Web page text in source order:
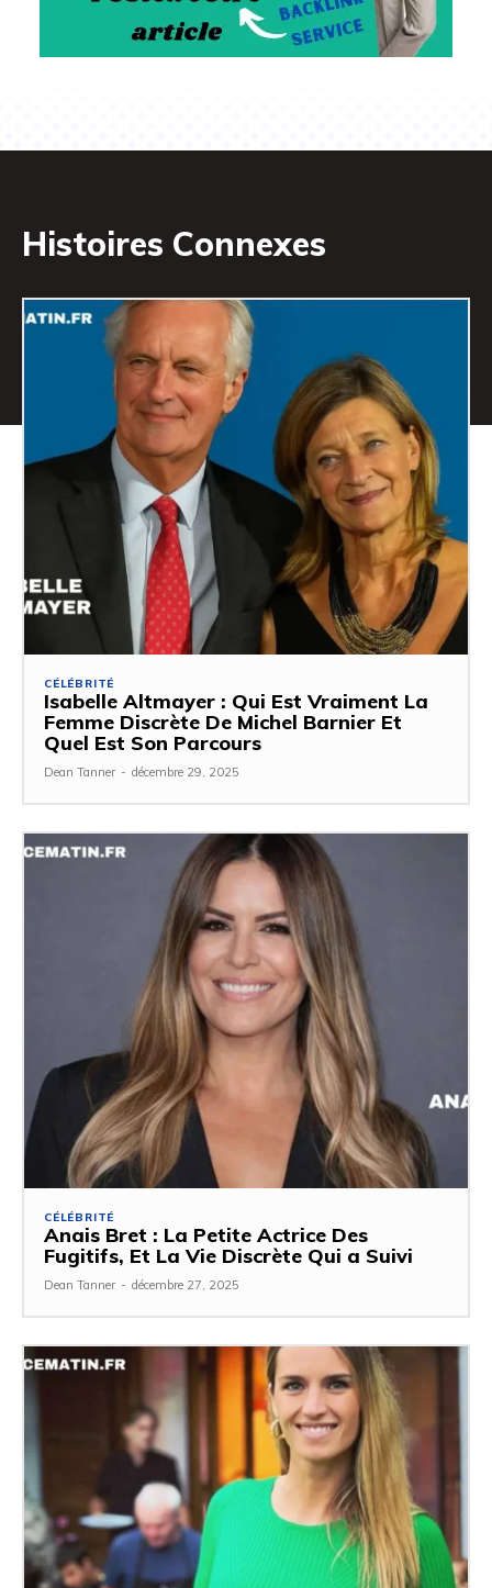
Histoires Connexes
CÉLÉBRITÉ
Isabelle Altmayer : Qui Est Vraiment La
Femme Discrète De Michel Barnier Et
Quel Est Son Parcours
Dean Tanner - décembre 29, 2025
CÉLÉBRITÉ
Anais Bret : La Petite Actrice Des
Fugitifs, Et La Vie Discrète Qui a Suivi
Dean Tanner - décembre 27, 2025